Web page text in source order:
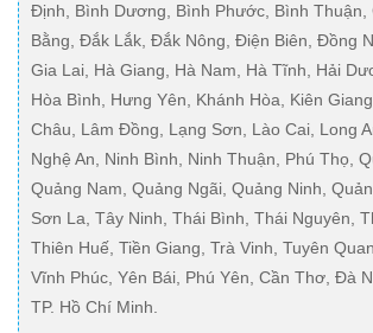
Định, Bình Dương, Bình Phước, Bình Thuận,
Bằng, Đắk Lắk, Đắk Nông, Điện Biên, Đồng
Gia Lai, Hà Giang, Hà Nam, Hà Tĩnh, Hải
Hòa Bình, Hưng Yên, Khánh Hòa, Kiên
Châu, Lâm Đồng, Lạng Sơn, Lào Cai, Long
Nghệ An, Ninh Bình, Ninh Thuận, Phú Thọ,
Quảng Nam, Quảng Ngãi, Quảng Ninh,
Sơn La, Tây Ninh, Thái Bình, Thái Nguyên,
Thiên Huế, Tiền Giang, Trà Vinh, Tuyên
Vĩnh Phúc, Yên Bái, Phú Yên, Cần Thơ, Đà
TP. Hồ Chí Minh.